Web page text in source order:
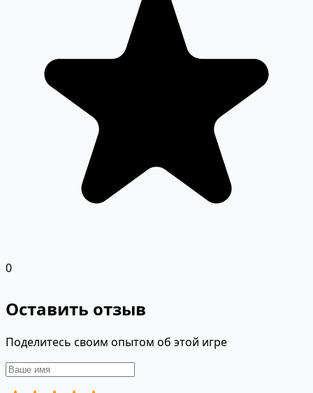
0
Оставить отзыв
Поделитесь своим опытом об этой игре